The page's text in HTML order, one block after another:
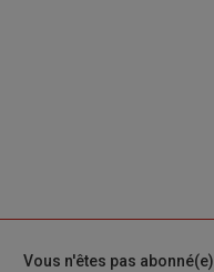
Vous n'êtes pas abonné(e)